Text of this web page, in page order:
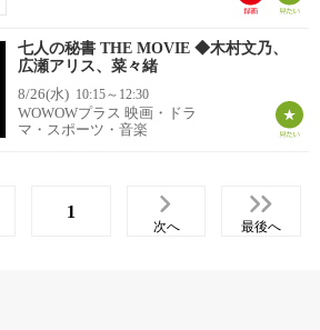
七人の秘書 THE MOVIE ◆木村文乃、
広瀬アリス、菜々緒
8/26(水) 10:15～12:30
WOWOWプラス 映画・ドラ
マ・スポーツ・音楽
1
次へ 最後へ